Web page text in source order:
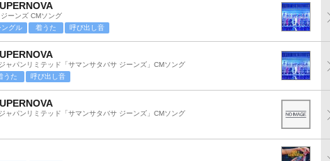
ーンズ CMソング
ングル 着うた 呼び出し音
ャパンリミテッド「サマンサタバサ ジーンズ」CMソング
うた 呼び出し音
ャパンリミテッド「サマンサタバサ ジーンズ」CMソング